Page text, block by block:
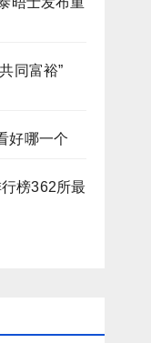
同富裕”
好哪一个
榜362所最